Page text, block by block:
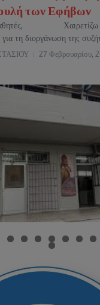
των Εφήβων
Χαιρετίζω
τη διοργάνωση της
27 Φεβρουαρίου,